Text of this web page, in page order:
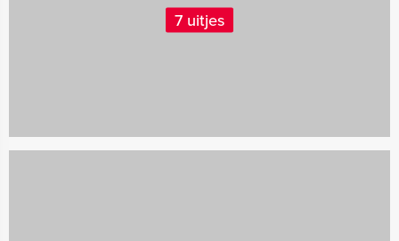
7 uitjes